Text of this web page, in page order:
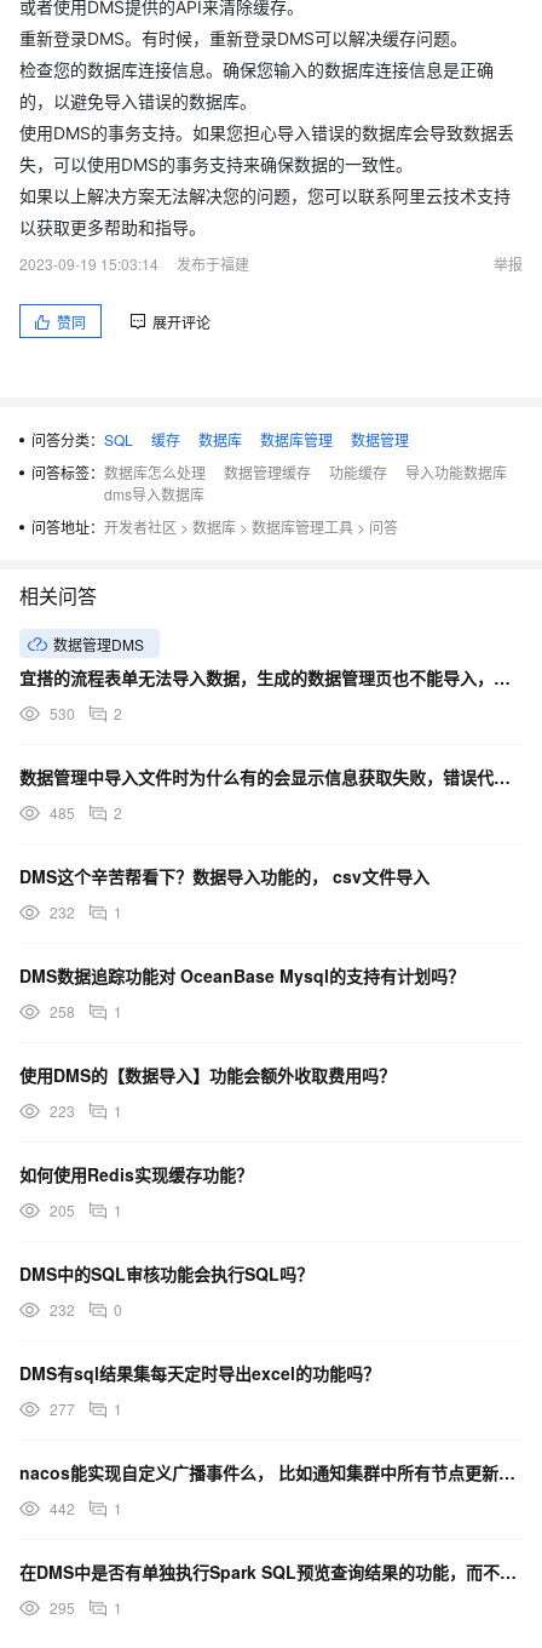
或者使用DMS提供的API来清除缓存。
重新登录DMS。有时候，重新登录DMS可以解决缓存问题。
检查您的数据库连接信息。确保您输入的数据库连接信息是正确
的，以避免导入错误的数据库。
使用DMS的事务支持。如果您担心导入错误的数据库会导致数据丢
失，可以使用DMS的事务支持来确保数据的一致性。
如果以上解决方案无法解决您的问题，您可以联系阿里云技术支持
以获取更多帮助和指导。
2023-09-19 15:03:14
发布于福建 举报
赞同 展开评论
问答分类： SQL 缓存 数据库 数据库管理
数据管理
问答标签： 数据库怎么处理 数据管理缓存 功能缓存
导入功能数据库
dms导入数据库
问答地址： 开发者社区 > 数据库 > 数据库管理工具 > 问答
相关问答
数据管理DMS
宜搭的流程表单无法导入数据，生成的数据管理页也不能导入，权限打开也不行，没有导入按钮。
530 2
数据管理中导入文件时为什么有的会显示信息获取失败，错误代码为141013
485 2
DMS这个辛苦帮看下？数据导入功能的， csv文件导入
232 1
DMS数据追踪功能对 OceanBase Mysql的支持有计划吗？
258 1
使用DMS的【数据导入】功能会额外收取费用吗？
223 1
如何使用Redis实现缓存功能？
205 1
DMS中的SQL审核功能会执行SQL吗？
232 0
DMS有sql结果集每天定时导出excel的功能吗？
277 1
nacos能实现自定义广播事件么， 比如通知集群中所有节点更新各节点本地缓存的功能 ？
442 1
在DMS中是否有单独执行Spark SQL预览查询结果的功能，而不是执行整个任务并写入表？
295 1